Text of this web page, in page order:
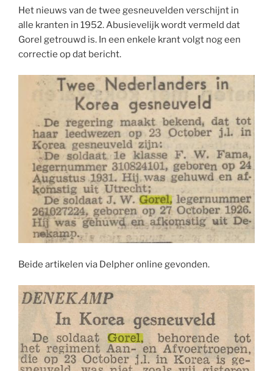
Het nieuws van de twee gesneuvelden verschijnt in
alle kranten in 1952. Abusievelijk wordt vermeld dat
Gorel getrouwd is. In een enkele krant volgt nog een
correctie op dat bericht.
Beide artikelen via Delpher online gevonden.